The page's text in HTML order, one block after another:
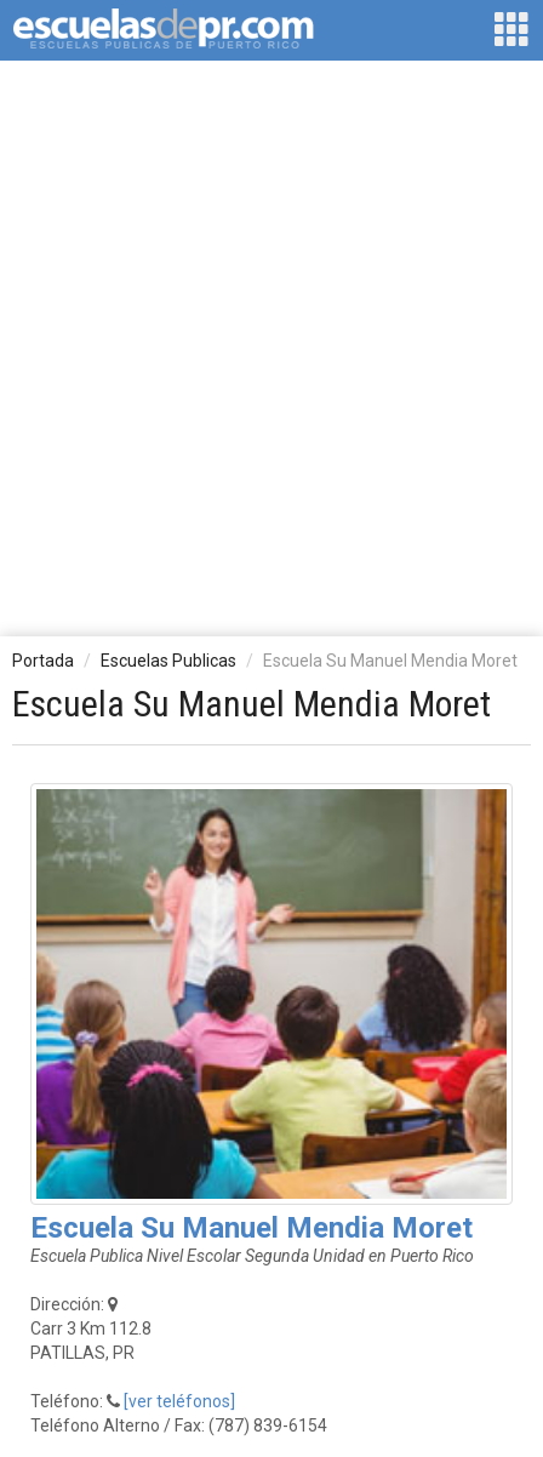
Portada Escuelas Publicas Escuela Su Manuel Mendia Moret
Escuela Su Manuel Mendia Moret
Escuela Su Manuel Mendia Moret
Escuela Publica Nivel Escolar Segunda Unidad en Puerto Rico
Dirección:
Carr 3 Km 112.8
PATILLAS, PR
Teléfono:
[ver teléfonos]
Teléfono Alterno / Fax: (787) 839-6154